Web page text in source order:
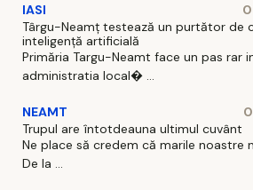
IASI
Târgu-Neamț testează un purtător de
inteligență artificială
Primăria Targu-Neamt face un pas rar
administratia local� ...
NEAMT
Trupul are întotdeauna ultimul cuvânt
Ne place să credem că marile noastre
De la ...